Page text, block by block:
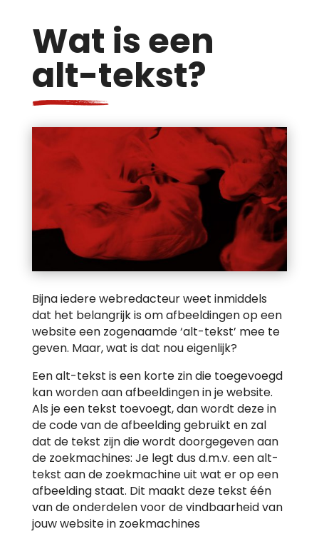
Wat is een
alt-tekst?
Bijna iedere webredacteur weet inmiddels
dat het belangrijk is om afbeeldingen op een
website een zogenaamde ‘alt-tekst’ mee te
geven. Maar, wat is dat nou eigenlijk?
Een alt-tekst is een korte zin die toegevoegd
kan worden aan afbeeldingen in je website.
Als je een tekst toevoegt, dan wordt deze in
de code van de afbeelding gebruikt en zal
dat de tekst zijn die wordt doorgegeven aan
de zoekmachines: Je legt dus d.m.v. een alt-
tekst aan de zoekmachine uit wat er op een
afbeelding staat. Dit maakt deze tekst één
van de onderdelen voor de vindbaarheid van
jouw website in zoekmachines